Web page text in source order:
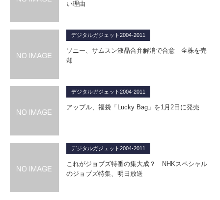
い理由
デジタルガジェット2004-2011
ソニー、サムスン液晶合弁解消で合意 全株を売
却
デジタルガジェット2004-2011
アップル、福袋「Lucky Bag」を1月2日に発売
デジタルガジェット2004-2011
これがジョブズ特番の集大成？ NHKスペシャル
のジョブズ特集、明日放送